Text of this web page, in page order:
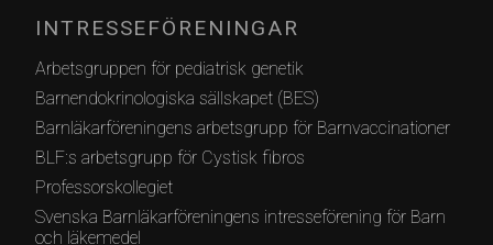
INTRESSEFÖRENINGAR
Arbetsgruppen för pediatrisk genetik
Barnendokrinologiska sällskapet (BES)
Barnläkarföreningens arbetsgrupp för Barnvaccinationer
BLF:s arbetsgrupp för Cystisk fibros
Professorskollegiet
Svenska Barnläkarföreningens intresseförening för Barn
och läkemedel